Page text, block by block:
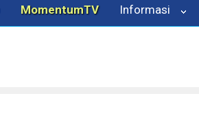
MomentumTV Informasi